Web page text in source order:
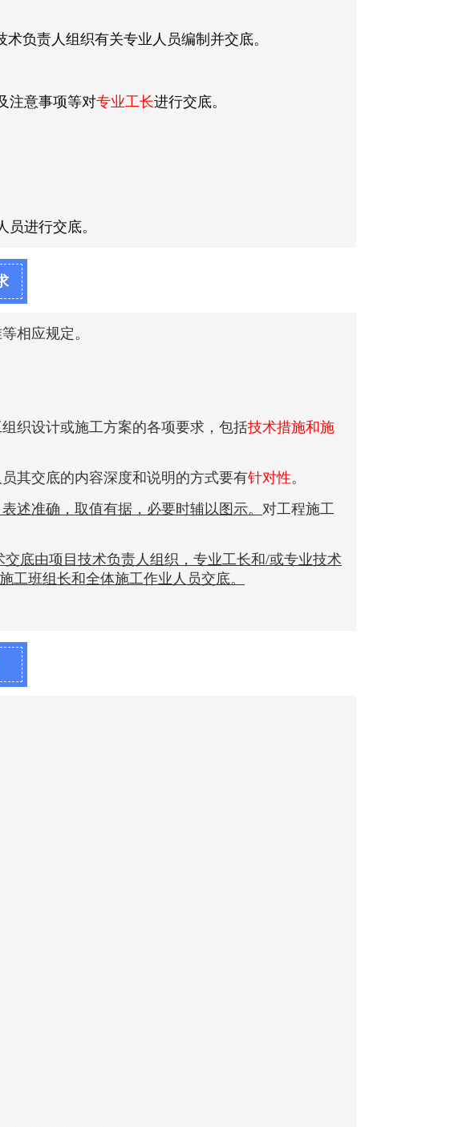
负责人组织有关专业人员编制并交底。
注意事项等对专业工长进行交底。
进行交底。
相应规定。
织设计或施工方案的各项要求，包括技术措施和施
其交底的内容深度和说明的方式要有针对性。
述准确，取值有据，必要时辅以图示。 对工程施工
交底由项目技术负责人组织，专业工长和/或专业技术
班组长和全体施工作业人员交底。